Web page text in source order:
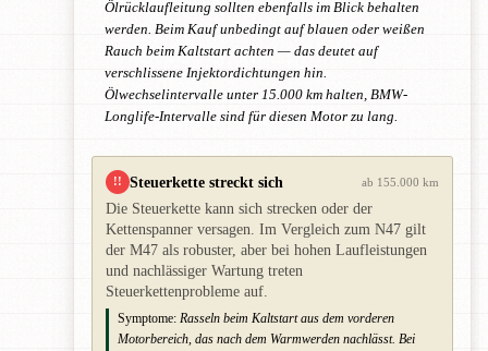
Ölrücklaufleitung sollten ebenfalls im Blick behalten
werden. Beim Kauf unbedingt auf blauen oder weißen
Rauch beim Kaltstart achten — das deutet auf
verschlissene Injektordichtungen hin.
Ölwechselintervalle unter 15.000 km halten, BMW-
Longlife-Intervalle sind für diesen Motor zu lang.
!! Steuerkette streckt sich ab 155.000 km
Die Steuerkette kann sich strecken oder der
Kettenspanner versagen. Im Vergleich zum N47 gilt
der M47 als robuster, aber bei hohen Laufleistungen
und nachlässiger Wartung treten
Steuerkettenprobleme auf.
Symptome: Rasseln beim Kaltstart aus dem vorderen
Motorbereich, das nach dem Warmwerden nachlässt. Bei